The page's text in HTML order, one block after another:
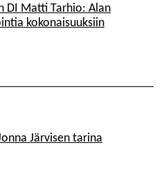
DI Matti Tarhio: Alan
kokonaisuuksiin
Järvisen tarina